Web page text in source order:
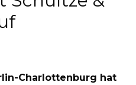
Charlottenburg hat